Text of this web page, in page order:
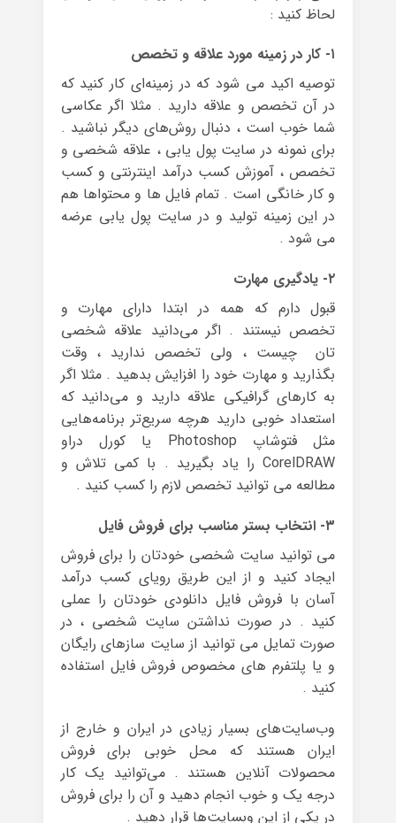
لحاظ کنید :
۱- کار در زمینه مورد علاقه و تخصص
توصیه اکید می شود که در زمینه‌ای کار کنید که
در آن تخصص و علاقه دارید . مثلا اگر عکاسی
شما خوب است ، دنبال روش‌های دیگر نباشید .
برای نمونه در سایت پول یابی ، علاقه شخصی و
تخصص ، آموزش کسب درآمد اینترنتی و کسب
و کار خانگی است . تمام فایل ها و محتواها هم
در این زمینه تولید و در سایت پول یابی عرضه
می شود .
۲- یادگیری مهارت
قبول دارم که همه در ابتدا دارای مهارت و
تخصص نیستند . اگر می‌دانید علاقه شخصی
تان چیست ، ولی تخصص ندارید ، وقت
بگذارید و مهارت خود را افزایش بدهید . مثلا اگر
به کارهای گرافیکی علاقه دارید و می‌دانید که
استعداد خوبی دارید هرچه سریع‌تر برنامه‌هایی
مثل فتوشاپ Photoshop یا کورل دراو
CorelDRAW را یاد بگیرید . با کمی تلاش و
مطالعه می توانید تخصص لازم را کسب کنید .
۳- انتخاب بستر مناسب برای فروش فایل
می توانید سایت شخصی خودتان را برای فروش
ایجاد کنید و از این طریق رویای کسب درآمد
آسان با فروش فایل دانلودی خودتان را عملی
کنید . در صورت نداشتن سایت شخصی ، در
صورت تمایل می توانید از سایت سازهای رایگان
و یا پلتفرم های مخصوص فروش فایل استفاده
کنید .
وب‌سایت‌های بسیار زیادی در ایران و خارج از
ایران هستند که محل خوبی برای فروش
محصولات آنلاین هستند . می‌توانید یک کار
درجه یک و خوب انجام دهید و آن را برای فروش
در یکی از این وبسایت‌ها قرار دهید .